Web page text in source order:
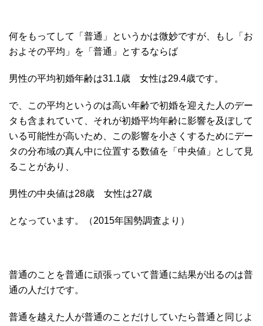
何をもってして「普通」というかは微妙ですが、もし「お
およその平均」を「普通」とするならば
男性の平均初婚年齢は31.1歳 女性は29.4歳です。
で、この平均というのは高い年齢で初婚を迎えた人のデー
タも含まれていて、それが初婚平均年齢に影響を及ぼして
いる可能性が高いため、この影響を小さくするためにデー
タの分布域の真ん中に位置する数値を「中央値」として見
ることがあり、
男性の中央値は28歳 女性は27歳
となっています。（2015年国勢調査より）
普通のことを普通に頑張っていて普通に結果が出るのは普
通の人だけです。
普通を越えた人が普通のことだけしていたら普通と同じよ